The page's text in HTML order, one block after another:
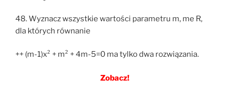
48. Wyznacz wszystkie wartości parametru m, me R,
dla których równanie
++ (m-1)x² + m² + 4m-5=0 ma tylko dwa rozwiązania.
Zobacz!